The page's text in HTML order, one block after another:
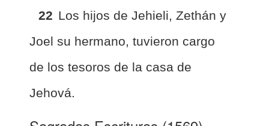
22 Los hijos de Jehieli, Zethán y
Joel su hermano, tuvieron cargo
de los tesoros de la casa de
Jehová.